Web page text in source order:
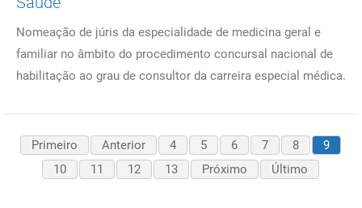
Nomeação de júris da especialidade de medicina geral e
familiar no âmbito do procedimento concursal nacional de
habilitação ao grau de consultor da carreira especial médica.
Primeiro Anterior 4 5 6 7 8
9
10
11 12 13 Próximo Último